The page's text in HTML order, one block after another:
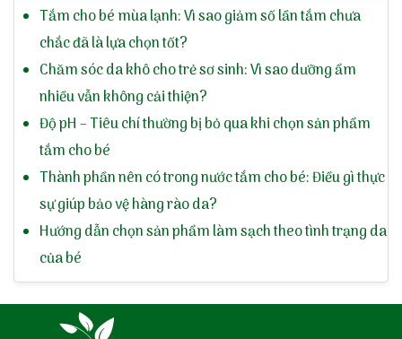
Tắm cho bé mùa lạnh: Vì sao giảm số lần tắm chưa
chắc đã là lựa chọn tốt?
Chăm sóc da khô cho trẻ sơ sinh: Vì sao dưỡng ẩm
nhiều vẫn không cải thiện?
Độ pH – Tiêu chí thường bị bỏ qua khi chọn sản phẩm
tắm cho bé
Thành phần nên có trong nước tắm cho bé: Điều gì thực
sự giúp bảo vệ hàng rào da?
Hướng dẫn chọn sản phẩm làm sạch theo tình trạng da
của bé